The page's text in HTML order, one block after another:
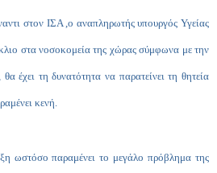
στον ΙΣΑ ,ο αναπληρωτής υπουργός Υγείας
στα νοσοκομεία της χώρας σύμφωνα με την
έχει τη δυνατότητα να παρατείνει τη θητεία
κενή.
ωστόσο παραμένει το μεγάλο πρόβλημα της